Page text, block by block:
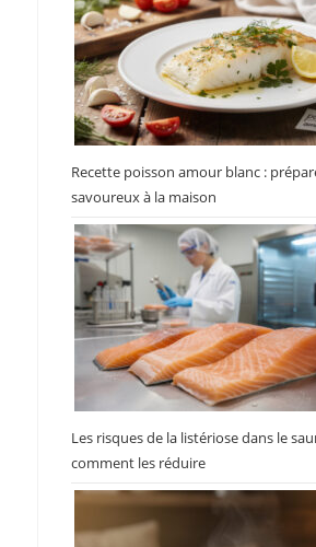
Recette poisson amour blanc :
savoureux à la maison
Les risques de la listériose dans le
comment les réduire